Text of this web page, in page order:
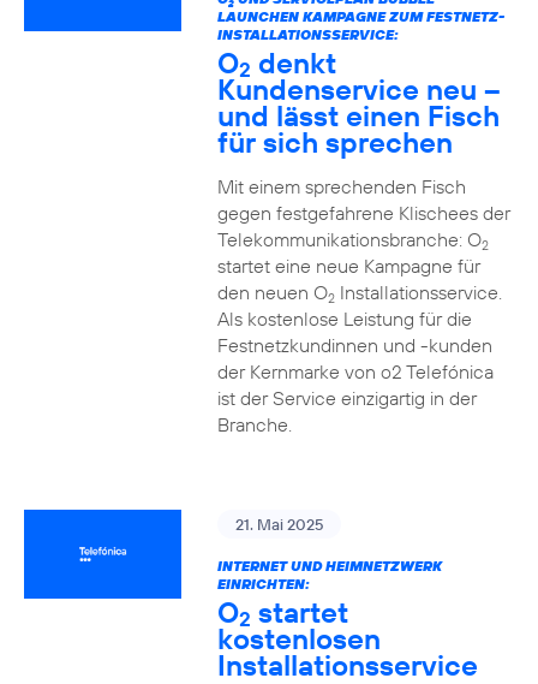
2
LAUNCHEN KAMPAGNE ZUM FESTNETZ-
INSTALLATIONSSERVICE:
O2 denkt
Kundenservice neu –
und lässt einen Fisch
für sich sprechen
Mit einem sprechenden Fisch
gegen festgefahrene Klischees der
Telekommunikationsbranche: O2
startet eine neue Kampagne für
den neuen O2Installationsservice.
Als kostenlose Leistung für die
Festnetzkundinnen und -kunden
der Kernmarke von o2 Telefónica
ist der Service einzigartig in der
Branche.
21. Mai 2025
INTERNET UND HEIMNETZWERK
EINRICHTEN:
O2 startet
kostenlosen
Installationsservice